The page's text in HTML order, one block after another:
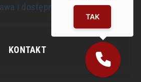
i dostępność
KONTAKT
TAK